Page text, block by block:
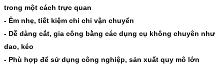
trong một cách trực quan
- Êm nhẹ, tiết kiệm chi chi vận chuyển
- Dễ dàng cắt, gia công bằng các dụng cụ không chuyên như
dao, kéo
- Phù hợp để sử dụng công nghiệp, sản xuất quy mô lớn